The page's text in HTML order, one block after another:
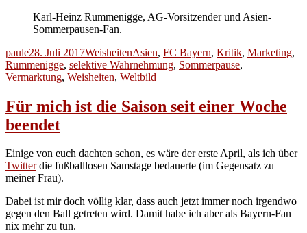
Karl-Heinz Rummenigge, AG-Vorsitzender und Asien-
Sommerpausen-Fan.
Autor
pauleVeröffentlicht
am
28. Juli 2017Kategorien
WeisheitenSchlagwörter
Asien, FC Bayern, Kritik, Marketing,
Rummenigge, selektive Wahrnehmung, Sommerpause,
Vermarktung, Weisheiten, Weltbild
Für mich ist die Saison seit einer Woche
beendet
Einige von euch dachten schon, es wäre der erste April, als ich über
Twitterdie fußballlosen Samstage bedauerte (im Gegensatz zu
meiner Frau).
Dabei ist mir doch völlig klar, dass auch jetzt immer noch irgendwo
gegen den Ball getreten wird. Damit habe ich aber als Bayern-Fan
nix mehr zu tun.